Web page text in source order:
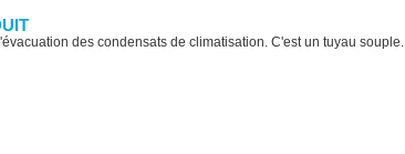
des condensats de climatisation. C'est un tuyau souple.